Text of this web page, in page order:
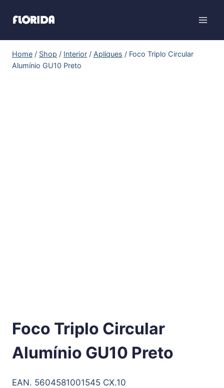
Home / Shop / Interior / Apliques / Foco Triplo Circular
Alumínio GU10 Preto
Foco Triplo Circular
Alumínio GU10 Preto
EAN. 5604581001545 CX.10